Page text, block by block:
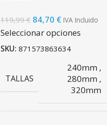
119,99€ 84,70 € IVA Incluido
Seleccionar opciones
SKU: 871573863634
TALLAS
240mm ,
280mm ,
320mm